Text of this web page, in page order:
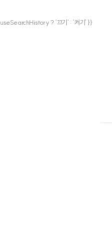
useSearchHistory ? '끄기' : '켜기' }}